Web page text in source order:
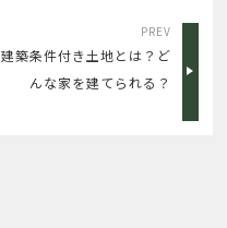
PREV
建築条件付き土地とは？ど
んな家を建てられる？